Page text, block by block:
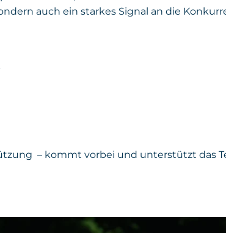
auch ein starkes Signal an die
– kommt vorbei und unterstützt das